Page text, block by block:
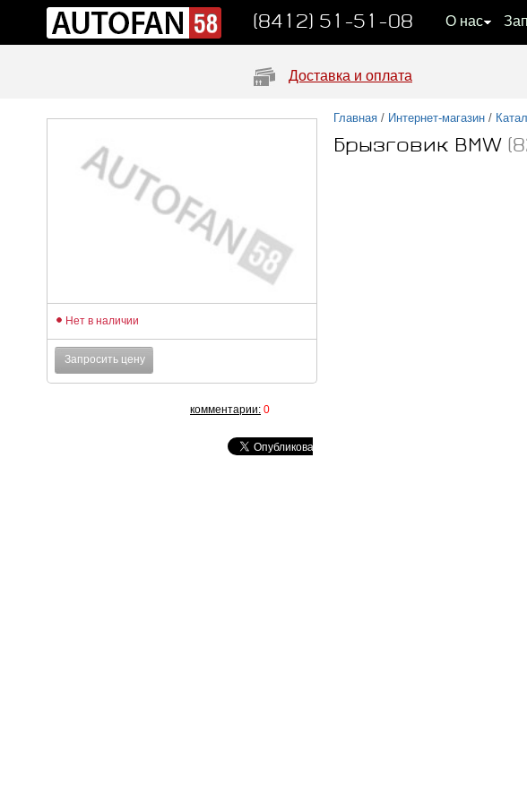
(8412) 51-51-08 О нас
Доставка и оплата
Главная / Интернет-магазин /
Брызговик BMW
Нет в наличии
Запросить цену
комментарии: 0